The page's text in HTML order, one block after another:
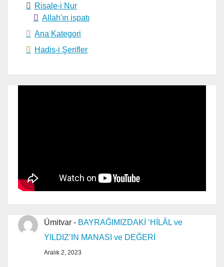
Risale-i Nur
Allah'ın ispatı
Ana Kategori
Hadis-i Şerifler
Ümitvar - BAYRAĞIMIZDAKİ ‘HİLÂL ve
YILDIZ’IN MANASI ve DEĞERİ
Aralık 2, 2023